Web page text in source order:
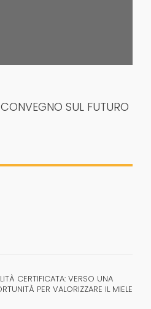
SUL FUTURO
CERTIFICATA: VERSO UNA
PER VALORIZZARE IL MIELE